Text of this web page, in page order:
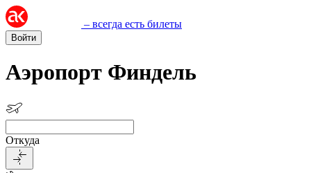
– всегда есть билеты
Войти
Аэропорт Финдель
Откуда